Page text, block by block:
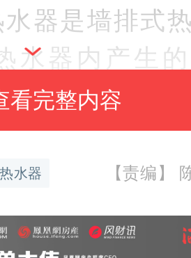
器是墙排式热
水器内产生
风好的位置
在卫生间内
气热水器，它
看完整内容
水器 【责编】